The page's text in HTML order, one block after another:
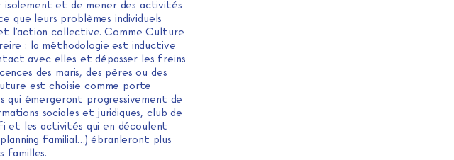
et de mener des activités
que leurs problèmes individuels
l’action collective. Comme Culture
: la méthodologie est inductive
avec elles et dépasser les freins
des maris, des pères ou des
est choisie comme porte
qui émergeront progressivement de
sociales et juridiques, club de
et les activités qui en découlent
familial…) ébranleront plus
familles.